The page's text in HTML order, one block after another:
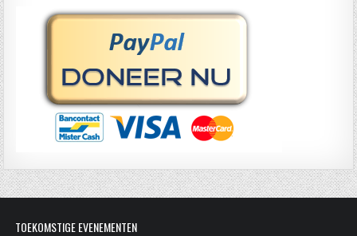
TOEKOMSTIGE EVENEMENTEN